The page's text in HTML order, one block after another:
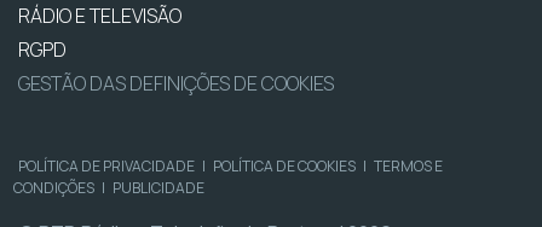
RÁDIO E TELEVISÃO
RGPD
GESTÃO DAS DEFINIÇÕES DE COOKIES
POLÍTICA DE PRIVACIDADE | POLÍTICA DE COOKIES | TERMOS E
CONDIÇÕES | PUBLICIDADE